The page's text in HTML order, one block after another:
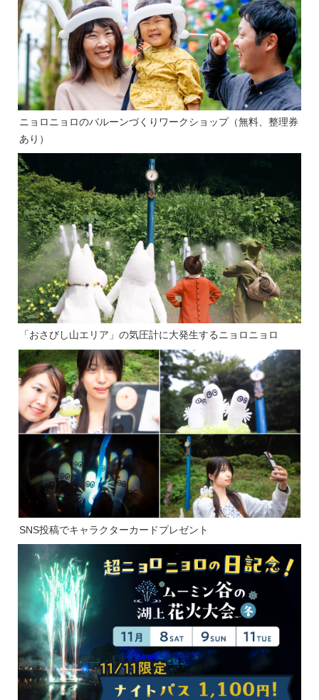
ニョロニョロのバルーンづくりワークショップ（無料、整理券
あり）
「おさびし山エリア」の気圧計に大発生するニョロニョロ
SNS投稿でキャラクターカードプレゼント